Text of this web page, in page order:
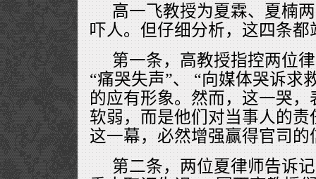
高一飞教授为夏霖、夏楠
吓人。但仔细分析，这四条都
第一条，高教授指控两位
“痛哭失声”、 “向媒体哭诉求
的应有形象。然而，这一哭
软弱，而是他们对当事人的
这一幕，必然增强赢得官司的
第二条，两位夏律师告诉